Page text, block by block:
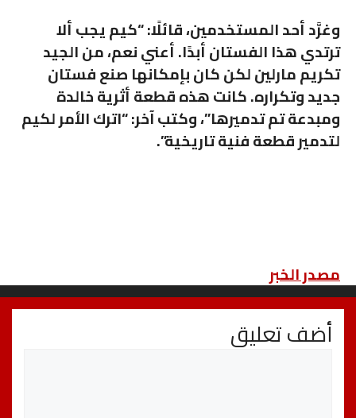
وغرَّد أحد المستخدمين، قائلًا: “كيم يجب ألا
ترتدي هذا الفستان أبدًا. أعني نعم، من الجيد
تكريم مارلين لكن كان بإمكانها صنع فستان
جديد وتكراره. كانت هذه قطعة أثرية خالدة
ومبدعة تم تدميرها”، وكتب آخر: “اترك الأمر لكيم
لتدمير قطعة فنية تاريخية”.
مصدر الخبر
أضف تعليق